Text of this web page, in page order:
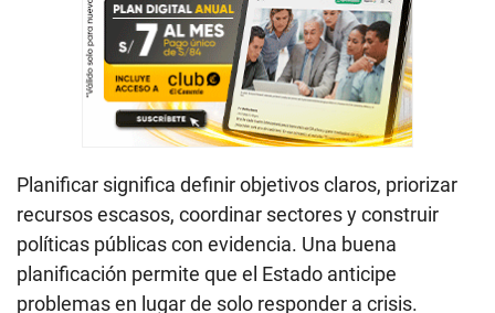
Planificar significa definir objetivos claros, priorizar
recursos escasos, coordinar sectores y construir
políticas públicas con evidencia. Una buena
planificación permite que el Estado anticipe
problemas en lugar de solo responder a crisis.